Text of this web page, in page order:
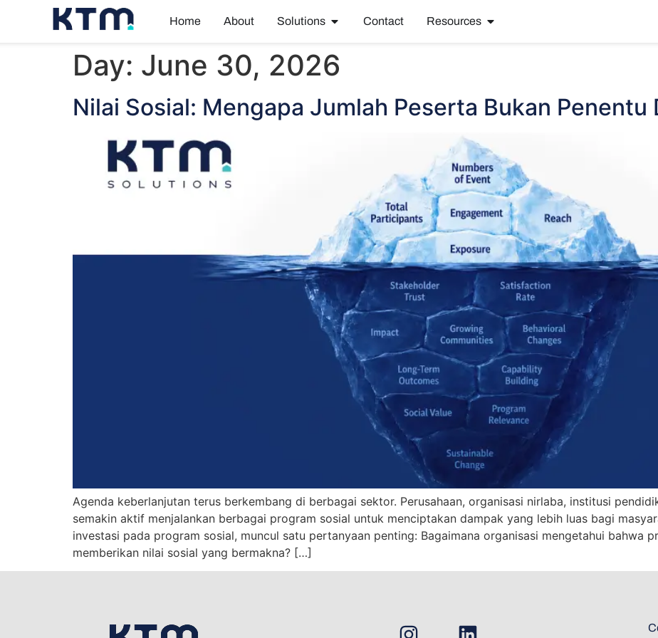
Home About Solutions Contact Resources
Day: June 30, 2026
Nilai Sosial: Mengapa Jumlah Peserta Bukan Penentu
Agenda keberlanjutan terus berkembang di berbagai sektor. Perusahaan, organisasi nirlaba, institusi
semakin aktif menjalankan berbagai program sosial untuk menciptakan dampak yang lebih luas bagi
investasi pada program sosial, muncul satu pertanyaan penting: Bagaimana organisasi mengetahui bahwa
memberikan nilai sosial yang bermakna? […]